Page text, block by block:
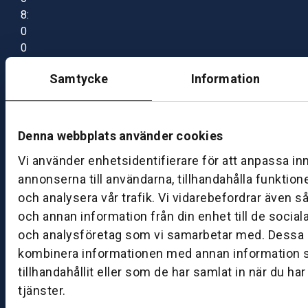
Samtycke Information
Denna webbplats använder cookies
Vi använder enhetsidentifierare för att anpassa
annonserna till användarna, tillhandahålla
och analysera vår trafik. Vi vidarebefordrar även
och annan information från din enhet till de
och analysföretag som vi samarbetar med. Dessa
kombinera informationen med annan information
tillhandahållit eller som de har samlat in när du
tjänster.
8:
0
0
7:
0
B
S
k
ö
v
d